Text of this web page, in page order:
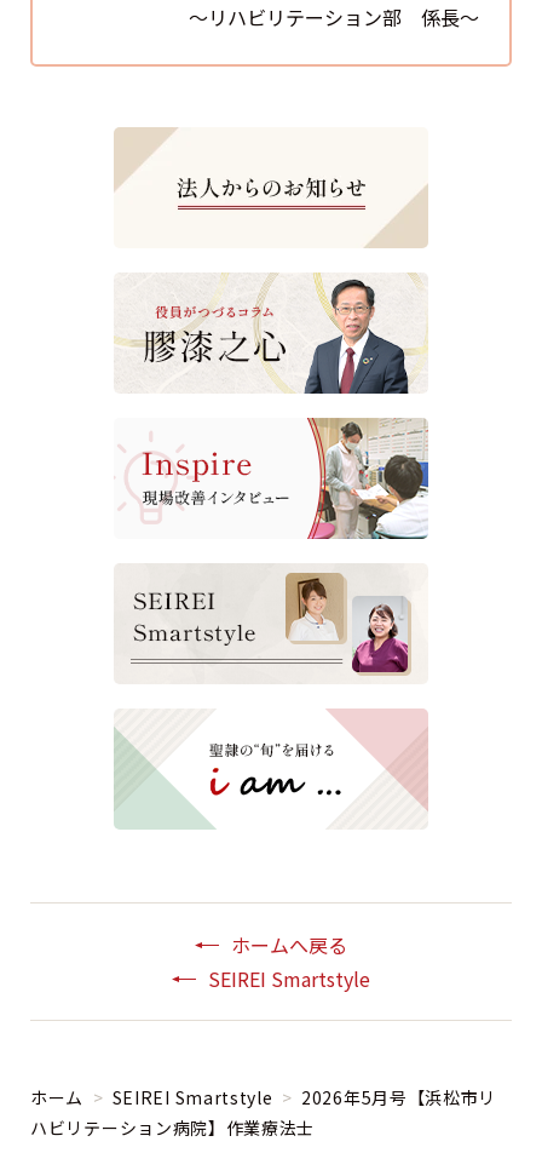
～リハビリテーション部 係長～
SEIREI Smartstyle
ホームへ戻る
ホーム > SEIREI Smartstyle > 2026年5月号【浜松市リ
ハビリテーション病院】作業療法士